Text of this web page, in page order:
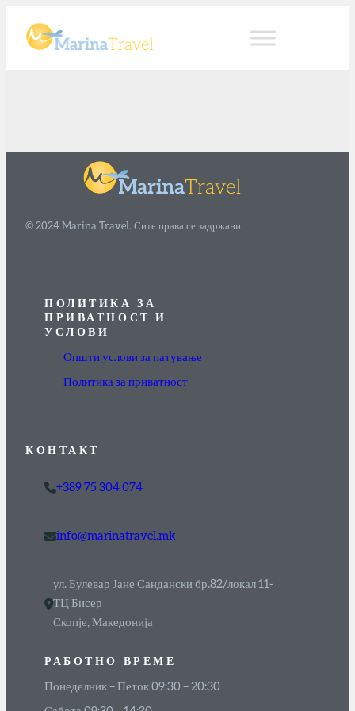
© 2024 Marina Travel. Сите права се задржани.
ПОЛИТИКА ЗА
ПРИВАТНОСТ И
УСЛОВИ
Општи услови за патување
Политика за приватност
КОНТАКТ
+389 75 304 074
info@marinatravel.mk
ул. Булевар Јане Сандански бр.82/локал 11-
ТЦ Бисер
Скопје, Македонија
РАБОТНО ВРЕМЕ
Понеделник – Петок 09:30 – 20:30